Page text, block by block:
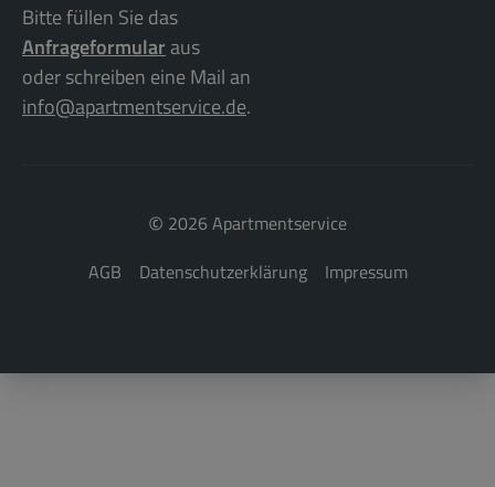
Bitte füllen Sie das
Anfrageformularaus
oder schreiben eine Mail an
info@apartmentservice.de.
© 2026 Apartmentservice
AGB
Datenschutzerklärung Impressum